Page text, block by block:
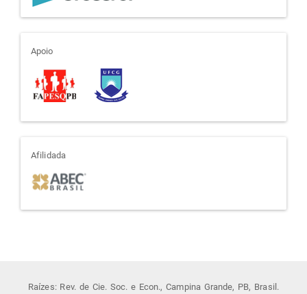
apoio
Apoio
afiliada
Afilidada
Raízes: Rev. de Cie. Soc. e Econ., Campina Grande, PB, Brasil.